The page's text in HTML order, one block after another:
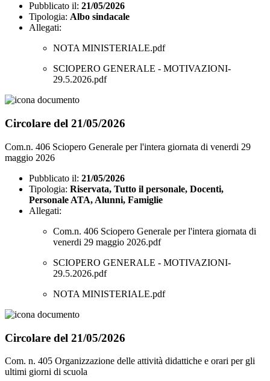
Pubblicato il: 21/05/2026
Tipologia: Albo sindacale
Allegati:
NOTA MINISTERIALE.pdf
SCIOPERO GENERALE - MOTIVAZIONI-
29.5.2026.pdf
Circolare del 21/05/2026
Com.n. 406 Sciopero Generale per l'intera giornata di venerdi 29
maggio 2026
Pubblicato il: 21/05/2026
Tipologia: Riservata, Tutto il personale, Docenti,
Personale ATA, Alunni, Famiglie
Allegati:
Com.n. 406 Sciopero Generale per l'intera giornata di
venerdi 29 maggio 2026.pdf
SCIOPERO GENERALE - MOTIVAZIONI-
29.5.2026.pdf
NOTA MINISTERIALE.pdf
Circolare del 21/05/2026
Com. n. 405 Organizzazione delle attività didattiche e orari per gli
ultimi giorni di scuola